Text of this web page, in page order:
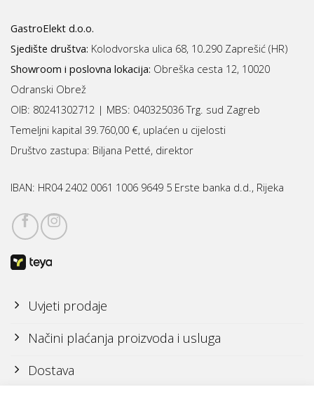
GastroElekt d.o.o.
Sjedište društva: Kolodvorska ulica 68, 10.290 Zaprešić (HR)
Showroom i poslovna lokacija: Obreška cesta 12, 10020
Odranski Obrež
OIB: 80241302712 | MBS: 040325036 Trg. sud Zagreb
Temeljni kapital 39.760,00 €, uplaćen u cijelosti
Društvo zastupa: Biljana Petté, direktor
IBAN: HR04 2402 0061 1006 9649 5 Erste banka d.d., Rijeka
Uvjeti prodaje
Načini plaćanja proizvoda i usluga
Dostava